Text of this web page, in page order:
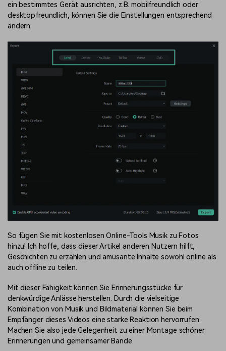
ein bestimmtes Gerät ausrichten, z.B. mobilfreundlich oder
desktopfreundlich, können Sie die Einstellungen entsprechend
ändern.
So fügen Sie mit kostenlosen Online-Tools Musik zu Fotos
hinzu! Ich hoffe, dass dieser Artikel anderen Nutzern hilft,
Geschichten zu erzählen und amüsante Inhalte sowohl online als
auch offline zu teilen.
Mit dieser Fähigkeit können Sie Erinnerungsstücke für
denkwürdige Anlässe herstellen. Durch die vielseitige
Kombination von Musik und Bildmaterial können Sie beim
Empfänger dieses Videos eine starke Reaktion hervorrufen.
Machen Sie also jede Gelegenheit zu einer Montage schöner
Erinnerungen und gemeinsamer Bande.